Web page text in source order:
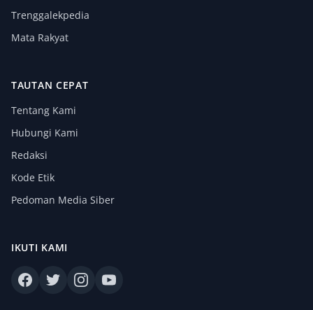
Trenggalekpedia
Mata Rakyat
TAUTAN CEPAT
Tentang Kami
Hubungi Kami
Redaksi
Kode Etik
Pedoman Media Siber
IKUTI KAMI